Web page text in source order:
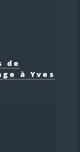
de
à Yves